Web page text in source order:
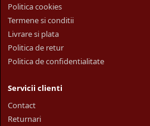
Politica cookies
Termene si conditii
Livrare si plata
Politica de retur
Politica de confidentialitate
Servicii clienti
Contact
Returnari